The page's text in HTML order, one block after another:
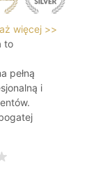
więcej >>
to
pełną
i